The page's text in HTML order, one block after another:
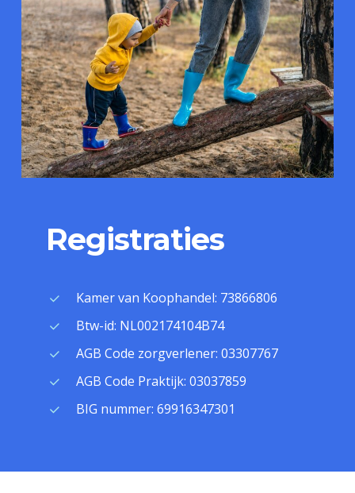
Registraties
Kamer van Koophandel: 73866806
Btw-id: NL002174104B74
AGB Code zorgverlener: 03307767
AGB Code Praktijk: 03037859
BIG nummer: 69916347301